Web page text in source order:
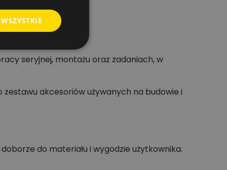
seryjnej, montażu oraz zadaniach, w
akcesoriów używanych na budowie i
do materiału i wygodzie użytkownika.